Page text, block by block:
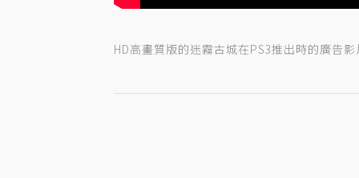
HD高畫質版的迷霧古城在PS3推出時的廣告